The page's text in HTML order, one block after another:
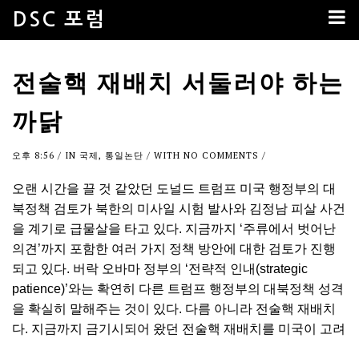
DSC 포럼
전술핵 재배치 서둘러야 하는
까닭
오후 8:56 / IN 국제, 통일논단 / WITH NO COMMENTS /
오랜 시간을 끌 것 같았던 도널드 트럼프 미국 행정부의 대
북정책 검토가 북한의 미사일 시험 발사와 김정남 피살 사건
을 계기로 급물살을 타고 있다. 지금까지 ‘주류에서 벗어난
의견’까지 포함한 여러 가지 정책 방안에 대한 검토가 진행
되고 있다. 버락 오바마 정부의 ‘전략적 인내(strategic
patience)’와는 확연히 다른 트럼프 행정부의 대북정책 성격
을 확실히 말해주는 것이 있다. 다름 아니라 전술핵 재배치
다. 지금까지 금기시되어 왔던 전술핵 재배치를 미국이 고려